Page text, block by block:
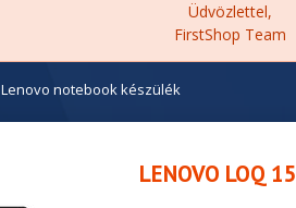
Üdvözlettel,
FirstShop Team
Lenovo notebook készülék
LENOVO LOQ